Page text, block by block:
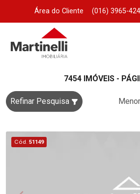
Área do Cliente (016) 3965-
7454 IMÓVEIS -
Refinar Pesquisa
Cód. 51149